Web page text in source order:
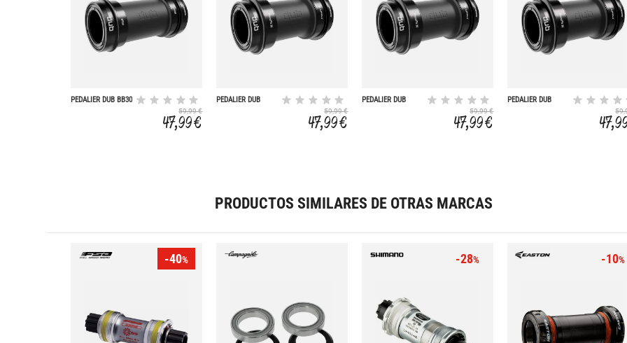
PEDALIER DUB BB30
59,99 €
47,99 €
PEDALIER DUB
59,99 €
47,99 €
PEDALIER DUB
59,99 €
47,99 €
PEDALIER DUB
PRODUCTOS SIMILARES DE OTRAS MARCAS
-40% -28% -10%